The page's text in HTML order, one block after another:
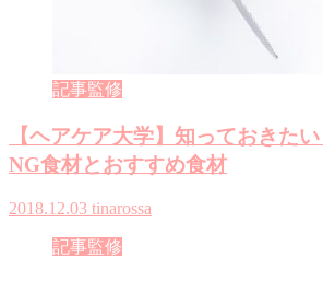
記事監修
【ヘアケア大学】知っておきた
NG食材とおすすめ食材
2018.12.03 tinarossa
記事監修